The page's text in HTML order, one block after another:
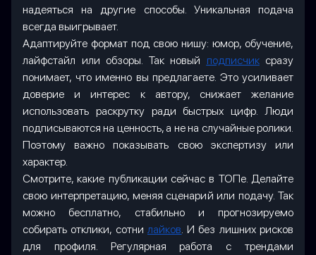
надеяться на другие способы. Уникальная подача
всегда выигрывает.
Адаптируйте формат под свою нишу: юмор, обучение,
лайфстайл или обзоры. Так новый подписчик сразу
понимает, что именно вы предлагаете. Это усиливает
доверие и интерес к автору, снижает желание
использовать раскрутку ради быстрых цифр. Люди
подписываются на ценность, а не на случайные ролики.
Поэтому важно показывать свою экспертизу или
характер.
Смотрите, какие публикации сейчас в ТОПе. Делайте
свою интерпретацию, меняя сценарий или подачу. Так
можно бесплатно, стабильно и прогнозируемо
собирать отклики, сотнилайков. И без лишних рисков
для профиля. Регулярная работа с трендами